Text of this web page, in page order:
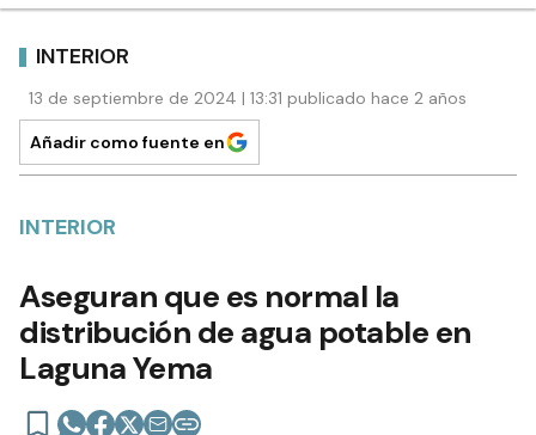
INTERIOR
13 de septiembre de 2024 | 13:31 publicado hace 2 años
Añadir como fuente en
INTERIOR
Aseguran que es normal la
distribución de agua potable en
Laguna Yema